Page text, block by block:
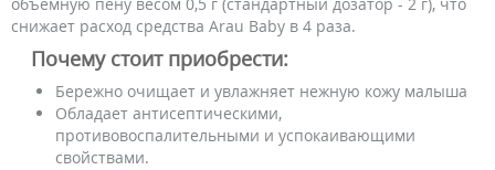
снижает расход средства Arau Baby в 4 раза.
Почему стоит приобрести:
Бережно очищает и увлажняет нежную кожу малыша
Обладает антисептическими,
противовоспалительными и успокаивающими
свойствами.